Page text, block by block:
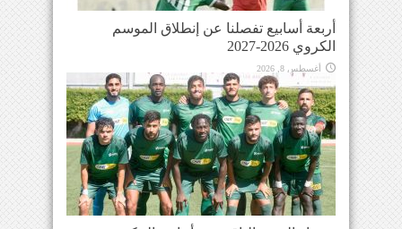
أربعة أسابيع تفصلنا عن إنطلاق الموسم
الكروي 2026-2027
أغسطس 8, 2026